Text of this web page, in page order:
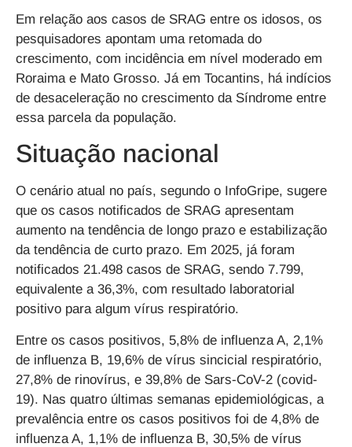
Em relação aos casos de SRAG entre os idosos, os
pesquisadores apontam uma retomada do
crescimento, com incidência em nível moderado em
Roraima e Mato Grosso. Já em Tocantins, há indícios
de desaceleração no crescimento da Síndrome entre
essa parcela da população.
Situação nacional
O cenário atual no país, segundo o InfoGripe, sugere
que os casos notificados de SRAG apresentam
aumento na tendência de longo prazo e estabilização
da tendência de curto prazo. Em 2025, já foram
notificados 21.498 casos de SRAG, sendo 7.799,
equivalente a 36,3%, com resultado laboratorial
positivo para algum vírus respiratório.
Entre os casos positivos, 5,8% de influenza A, 2,1%
de influenza B, 19,6% de vírus sincicial respiratório,
27,8% de rinovírus, e 39,8% de Sars-CoV-2 (covid-
19). Nas quatro últimas semanas epidemiológicas, a
prevalência entre os casos positivos foi de 4,8% de
influenza A, 1,1% de influenza B, 30,5% de vírus